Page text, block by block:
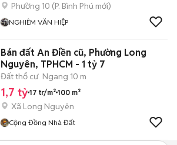
Phường 10 (P. Bình Phú mới)
NGHIÊM VĂN HIỆP
Bán đất An Điền cũ, Phường Long
Nguyên, TPHCM - 1 tỷ 7
Đất thổ cư Ngang 10 m
1,7 tỷ 17 tr/m² 100 m²
Xã Long Nguyên
Cộng Đồng Nhà Đất